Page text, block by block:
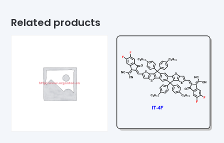
Related products